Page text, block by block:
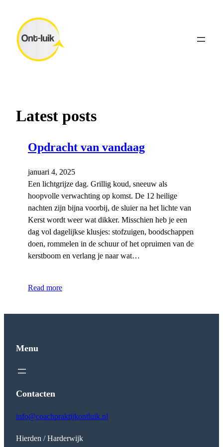
inhoud
Latest posts
Opdracht van vandaag
januari 4, 2025
Een lichtgrijze dag. Grillig koud, sneeuw als
hoopvolle verwachting op komst. De 12 heilige
nachten zijn bijna voorbij, de sluier na het lichte van
Kerst wordt weer wat dikker. Misschien heb je een
dag vol dagelijkse klusjes: stofzuigen, boodschappen
doen, rommelen in de schuur of het opruimen van de
kerstboom en verlang je naar wat…
Read more
Menu
Contacten
info@coachpraktijkontluik.nl
Hierden / Harderwijk